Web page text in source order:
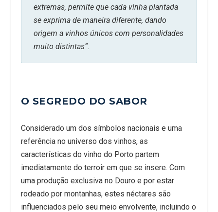
extremas, permite que cada vinha plantada
se exprima de maneira diferente, dando
origem a vinhos únicos com personalidades
muito distintas”.
O SEGREDO DO SABOR
Considerado um dos símbolos nacionais e uma
referência no universo dos vinhos, as
características do vinho do Porto partem
imediatamente do terroir em que se insere. Com
uma produção exclusiva no Douro e por estar
rodeado por montanhas, estes néctares são
influenciados pelo seu meio envolvente, incluindo o